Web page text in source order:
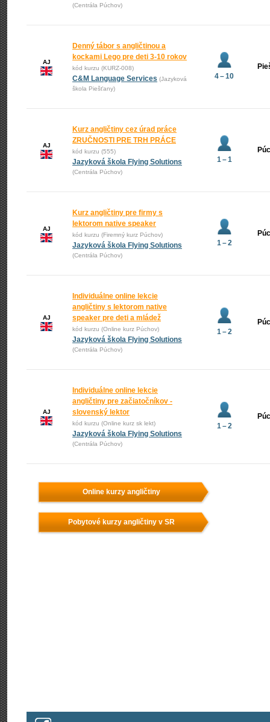
(Centrála Púchov)
AJ
Denný tábor s angličtinou a
kockami Lego pre deti 3-10 rokov
kód kurzu (KURZ-008)
C&M Language Services (Jazyková
škola Piešťany)
4 – 10
AJ
Kurz angličtiny cez úrad práce
ZRUČNOSTI PRE TRH PRÁCE
kód kurzu (555)
Jazyková škola Flying Solutions
(Centrála Púchov)
1 – 1
AJ
Kurz angličtiny pre firmy s
lektorom native speaker
kód kurzu (Firemný kurz Púchov)
Jazyková škola Flying Solutions
(Centrála Púchov)
1 – 2
AJ
Individuálne online lekcie
angličtiny s lektorom native
speaker pre deti a mládež
kód kurzu (Online kurz Púchov)
Jazyková škola Flying Solutions
(Centrála Púchov)
1 – 2
AJ
Individuálne online lekcie
angličtiny pre začiatočníkov -
slovenský lektor
kód kurzu (Online kurz sk lekt)
Jazyková škola Flying Solutions
(Centrála Púchov)
1 – 2
Online kurzy angličtiny
Pobytové kurzy angličtiny v SR